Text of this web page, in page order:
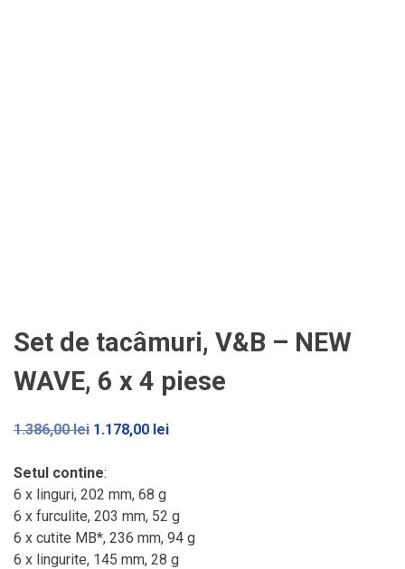
Set de tacâmuri, V&B – NEW
WAVE, 6 x 4 piese
1.386,00lei Prețul
a
fost:
1.386,00 lei.
1.178,00 leiPrețul
Setul contine:
6 x linguri, 202 mm, 68 g
6 x furculite, 203 mm, 52 g
6 x cutite MB*, 236 mm, 94 g
6 x lingurite, 145 mm, 28 g